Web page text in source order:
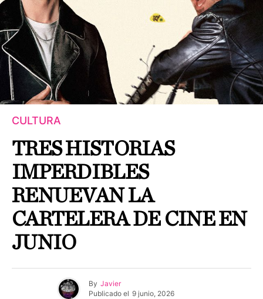
CULTURA
TRES HISTORIAS
IMPERDIBLES
RENUEVAN LA
CARTELERA DE CINE EN
JUNIO
By Javier
Publicado el 9 junio, 2026